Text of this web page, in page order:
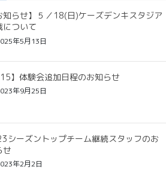
知らせ】５／18(日)ケーズデンキスタジア
について
年5月13日
】体験会追加日程のお知らせ
年9月25日
シーズントップチーム継続スタッフのお
せ
年2月2日